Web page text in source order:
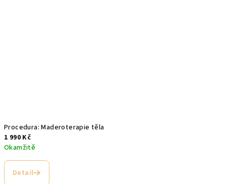
Procedura: Maderoterapie těla
1 990 Kč
Okamžitě
Detail